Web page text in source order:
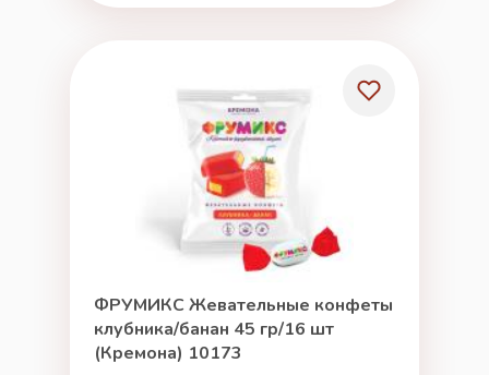
ФРУМИКС Жевательные конфеты
клубника/банан 45 гр/16 шт
(Кремона) 10173